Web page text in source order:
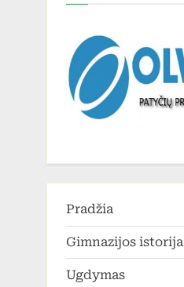
Pradžia
Gimnazijos istorija
Ugdymas